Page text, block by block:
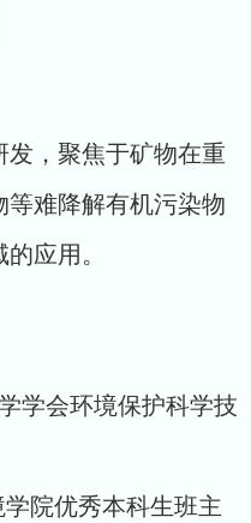
，聚焦于矿物在重
难降解有机污染物
应用。
学会环境保护科学技
学院优秀本科生班主